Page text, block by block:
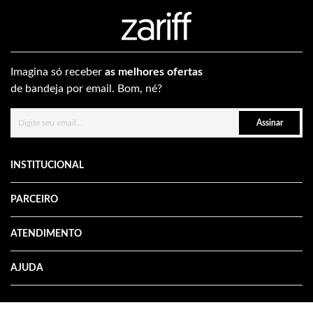
Imagina só receber as melhores ofertas
de bandeja por email. Bom, né?
Assinar
INSTITUCIONAL
PARCEIRO
ATENDIMENTO
AJUDA